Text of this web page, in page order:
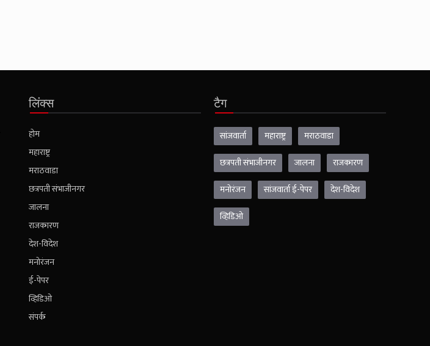
लिंक्स
होम
महाराष्ट्र
मराठवाडा
छत्रपती संभाजीनगर
जालना
राजकारण
देश-विदेश
मनोरंजन
ई-पेपर
व्हिडिओ
संपर्क
टैग
सांजवार्ता महाराष्ट्र
मराठवाडा
छत्रपती संभाजीनगर
जालना
राजकारण
मनोरंजन
सांजवार्ता ई-पेपर
देश-विदेश
व्हिडिओ